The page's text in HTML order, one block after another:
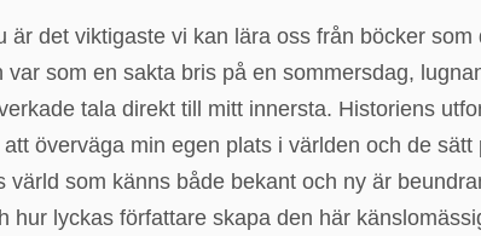
är det viktigaste vi kan lära oss från böcker
var som en sakta bris på en sommersdag,
tala direkt till mitt innersta. Historiens
överväga min egen plats i världen och de
värld som känns både bekant och ny är
hur lyckas författare skapa den här